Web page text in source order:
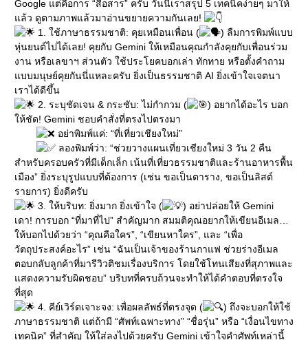
Google แต่คือการ “สื่อสาร” ครับ วันนี้เราสรุป 5 เทคนิคง่ายๆ มาให้
แล้ว ดูตามภาพแล้วมาอ่านขยายความกันเลย!
1. ใช้ภาษาธรรมชาติ: คุยเหมือนเพื่อน (
) ลืมการพิมพ์แบบ
หุ่นยนต์ไปได้เลย! คุยกับ Gemini ให้เหมือนคุณกำลังคุยกับเพื่อนร่วม
งาน หรือเลขาฯ ส่วนตัว ใช้ประโยคบอกเล่า ทักทาย หรือตั้งคำถาม
แบบมนุษย์คุยกันนี่แหละครับ ยิ่งเป็นธรรมชาติ AI ยิ่งเข้าใจเจตนา
เราได้ดีขึ้น
2. ระบุชัดเจน & กระชับ: ไม่กำกวม (
) อยากได้อะไร บอก
ให้ชัด! Gemini ชอบคำสั่งที่ตรงไปตรงมา
อย่าพิมพ์แค่: “ที่เที่ยวเชียงใหม่”
ลองพิมพ์ว่า: “ช่วยวางแผนเที่ยวเชียงใหม่ 3 วัน 2 คืน
สำหรับครอบครัวที่มีเด็กเล็ก เน้นที่เที่ยวธรรมชาติและร้านอาหารพื้น
เมือง” ยิ่งระบุรูปแบบที่ต้องการ (เช่น ขอเป็นตาราง, ขอเป็นลิสต์
รายการ) ยิ่งดีครับ
3. ให้บริบท: ยิ่งมาก ยิ่งเข้าใจ (
) อย่าปล่อยให้ Gemini
เดา! การบอก “ที่มาที่ไป” สำคัญมาก สมมติคุณอยากให้เขียนอีเมล…
ให้บอกไปด้วยว่า “คุณคือใคร”, “เขียนหาใคร”, และ “เพื่อ
วัตถุประสงค์อะไร” เช่น “ฉันเป็นเจ้าของร้านกาแฟ ช่วยร่างอีเมล
ตอบกลับลูกค้าที่มารีวิวติชมเรื่องบริการ โดยใช้โทนเสียงที่สุภาพและ
แสดงความรับผิดชอบ” บริบทที่ครบถ้วนจะทำให้ได้คำตอบที่ตรงใจ
ที่สุด
4. คีย์เวิร์ดเจาะจง: เพื่อผลลัพธ์ที่ตรงจุด (
) ถึงจะบอกให้ใช้
ภาษาธรรมชาติ แต่ถ้ามี “ศัพท์เฉพาะทาง” “ชื่อรุ่น” หรือ “เงื่อนไขทาง
เทคนิค” ที่สำคัญ ให้ใส่ลงไปด้วยครับ Gemini เข้าใจคำศัพท์เหล่านี้